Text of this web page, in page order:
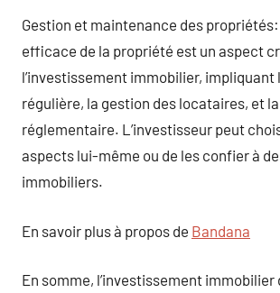
Gestion et maintenance des
efficace de la propriété est un aspect
l’investissement immobilier,
régulière, la gestion des locataires, et
réglementaire. L’investisseur peut
aspects lui-même ou de les confier à
immobiliers.
En savoir plus à propos de Bandana
En somme, l’investissement immobilier